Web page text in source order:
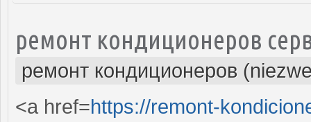
ремонт кондиционеров
ремонт кондиционеров
<a href=https://remont-